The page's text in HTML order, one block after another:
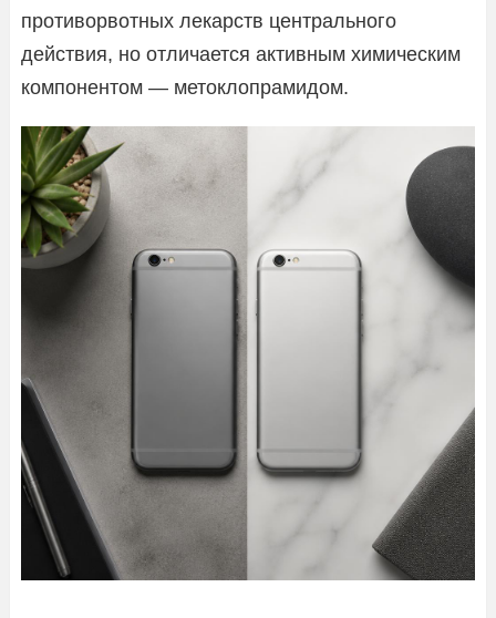
противорвотных лекарств центрального
действия, но отличается активным химическим
компонентом — метоклопрамидом.